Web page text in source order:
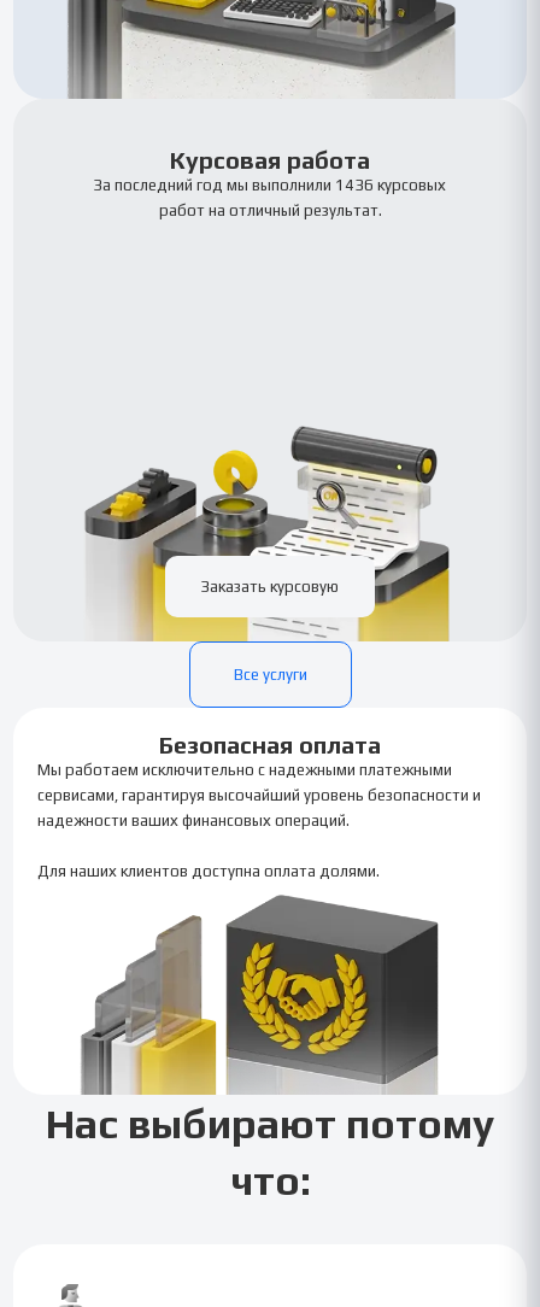
Курсовая работа
За последний год мы выполнили 1436 курсовых
работ на отличный результат.
Заказать курсовую
Все услуги
Безопасная оплата
Мы работаем исключительно с надежными платежными
сервисами, гарантируя высочайший уровень безопасности и
надежности ваших финансовых операций.
Для наших клиентов доступна оплата долями.
Нас выбирают потому
что: